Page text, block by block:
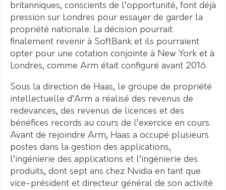
britanniques, conscients de l’opportunité, font déjà
pression sur Londres pour essayer de garder la
propriété nationale. La décision pourrait
finalement revenir à SoftBank et ils pourraient
opter pour une cotation conjointe à New York et à
Londres, comme Arm était configuré avant 2016.
Sous la direction de Haas, le groupe de propriété
intellectuelle d’Arm a réalisé des revenus de
redevances, des revenus de licences et des
bénéfices records au cours de l’exercice en cours.
Avant de rejoindre Arm, Haas a occupé plusieurs
postes dans la gestion des applications,
l’ingénierie des applications et l’ingénierie des
produits, dont sept ans chez Nvidia en tant que
vice-président et directeur général de son activité